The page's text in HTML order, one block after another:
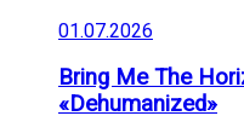
01.07.2026
Bring Me The
«Dehumanized»